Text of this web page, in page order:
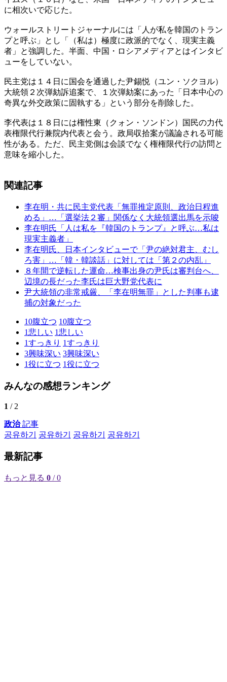
に相次いで応じた。
ウォールストリートジャーナルには「人が私を韓国のトラン
プと呼ぶ」とし「（私は）極度に政派的でなく、現実主義
者」と強調した。半面、中国・ロシアメディアとはインタビ
ューをしていない。
民主党は１４日に国会を通過した尹錫悦（ユン・ソクヨル）
大統領２次弾劾訴追案で、１次弾劾案にあった「日本中心の
奇異な外交政策に固執する」という部分を削除した。
李代表は１８日には権性東（クォン・ソンドン）国民の力代
表権限代行兼院内代表と会う。政局収拾案が議論される可能
性がある。ただ、民主党側は会談でなく権権限代行の訪問と
意味を縮小した。
関連記事
李在明・共に民主党代表「無罪推定原則、政治日程進
める」…「選挙法２審」関係なく大統領選出馬を示唆
李在明氏「人は私を『韓国のトランプ』と呼ぶ…私は
現実主義者」
李在明氏、日本インタビューで「尹の絶対君主、むし
ろ害」…「韓・韓談話」に対しては「第２の内乱」
８年間で逆転した運命…検事出身の尹氏は審判台へ、
辺境の長だった李氏は巨大野党代表に
尹大統領の非常戒厳、「李在明無罪」とした判事も逮
捕の対象だった
10腹立つ 10腹立つ
1悲しい 1悲しい
1すっきり 1すっきり
3興味深い 3興味深い
1役に立つ 1役に立つ
みんなの感想ランキング
1 / 2
政治記事
공유하기
공유하기 공유하기 공유하기
最新記事
もっと見る 0 / 0